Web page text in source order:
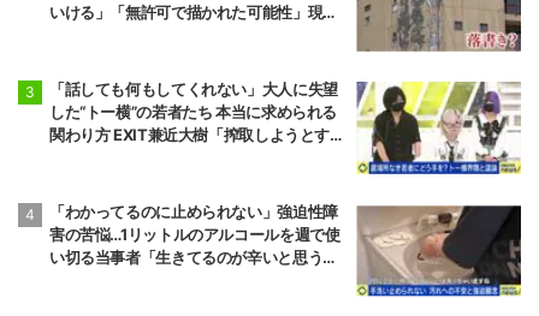
いける」「無許可で描かれた可能性」現役
「話しても何もしてくれない」大人に失望
した“トー横”の若者たち 本当に求められる
関わり方 EXIT兼近大樹「搾取しようとする
「わかってるのに止められない」強迫性障
害の苦悩…1リットルのアルコールを週で使
い切る当事者「生きてるのが辛いと思うこ